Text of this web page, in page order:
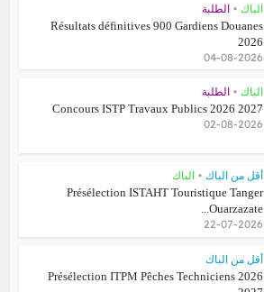
الباك • الطلبة
Résultats définitives 900 Gardiens Douanes
2026
04-08-2026
الباك • الطلبة
Concours ISTP Travaux Publics 2026 2027
02-08-2026
أقل من الباك • الباك
Présélection ISTAHT Touristique Tanger
Ouarzazate...
22-07-2026
أقل من الباك
Présélection ITPM Pêches Techniciens 2026